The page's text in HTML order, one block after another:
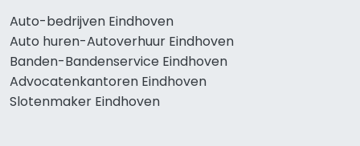
Auto-bedrijven Eindhoven
Auto huren-Autoverhuur Eindhoven
Banden-Bandenservice Eindhoven
Advocatenkantoren Eindhoven
Slotenmaker Eindhoven